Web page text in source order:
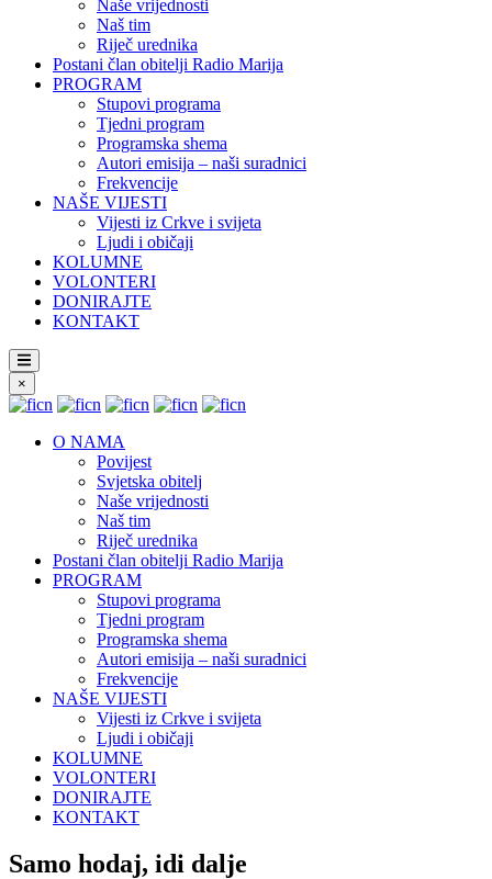
Naše vrijednosti
Naš tim
Riječ urednika
Postani član obitelji Radio Marija
PROGRAM
Stupovi programa
Tjedni program
Programska shema
Autori emisija – naši suradnici
Frekvencije
NAŠE VIJESTI
Vijesti iz Crkve i svijeta
Ljudi i običaji
KOLUMNE
VOLONTERI
DONIRAJTE
KONTAKT
×
O NAMA
Povijest
Svjetska obitelj
Naše vrijednosti
Naš tim
Riječ urednika
Postani član obitelji Radio Marija
PROGRAM
Stupovi programa
Tjedni program
Programska shema
Autori emisija – naši suradnici
Frekvencije
NAŠE VIJESTI
Vijesti iz Crkve i svijeta
Ljudi i običaji
KOLUMNE
VOLONTERI
DONIRAJTE
KONTAKT
Samo hodaj, idi dalje